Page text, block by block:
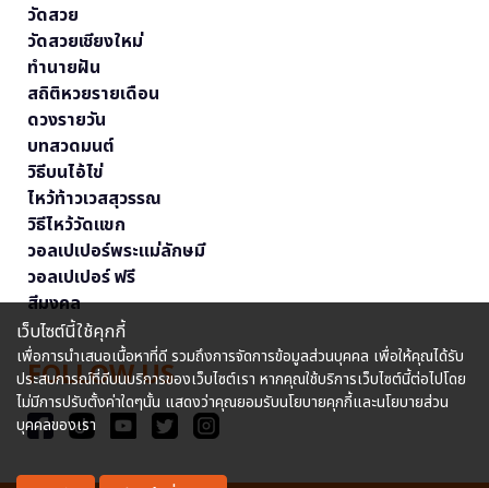
วัดสวย
วัดสวยเชียงใหม่
ทำนายฝัน
สถิติหวยรายเดือน
ดวงรายวัน
บทสวดมนต์
วิธีบนไอ้ไข่
ไหว้ท้าวเวสสุวรรณ
วิธีไหว้วัดแขก
วอลเปเปอร์พระแม่ลักษมี
วอลเปเปอร์ ฟรี
สีมงคล
FOLLOW US
เว็บไซต์นี้ใช้คุกกี้
เพื่อการนำเสนอเนื้อหาที่ดี รวมถึงการจัดการข้อมูลส่วนบุคคล เพื่อให้คุณได้รับ
ประสบการณ์ที่ดีบนบริการของเว็บไซต์เรา หากคุณใช้บริการเว็บไซต์นี้ต่อไปโดย
ไม่มีการปรับตั้งค่าใดๆนั้น แสดงว่าคุณยอมรับนโยบายคุกกี้และนโยบายส่วน
บุคคลของเรา